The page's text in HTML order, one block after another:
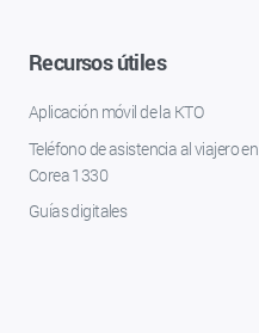
Recursos útiles
Aplicación móvil de la KTO
Teléfono de asistencia al viajero en
Corea 1330
Guías digitales